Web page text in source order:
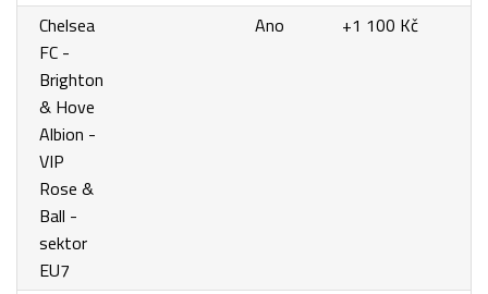
Chelsea
FC -
Brighton
& Hove
Albion -
VIP
Rose &
Ball -
sektor
EU7
Ano +1 100 Kč